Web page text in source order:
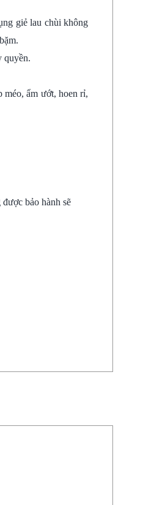
giẻ lau chùi không
quyền.
méo, ẩm ướt, hoen rỉ,
bảo hành sẽ